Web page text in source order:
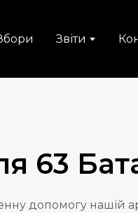
Звіти
63
допомогу нашій